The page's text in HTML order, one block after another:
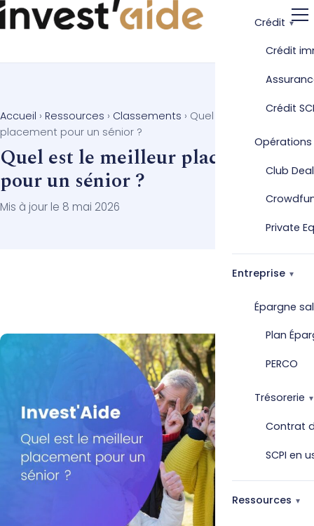
Crédit
Crédit
Crédit
Club Deal
Private
Entreprise
Épargne
Plan
PERCO
Trésorerie
Contrat
SCPI en
Ressources
Accueil › Ressources › Classements › Quel est le meilleur
placement pour un sénior ?
Quel est le meilleur placement
pour un sénior ?
Mis à jour le 8 mai 2026